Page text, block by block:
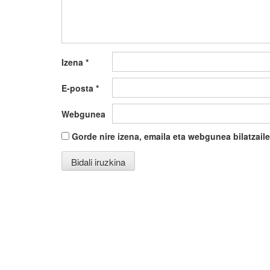
Izena *
E-posta *
Webgunea
Gorde nire izena, emaila eta webgunea